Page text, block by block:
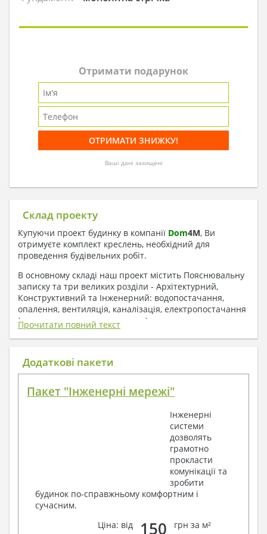
Отримати подарунок
Ваші дані захищені
Склад проекту
Купуючи проект будинку в компанії Dom4M, Ви
отримуєте комплект креслень, необхідний для
проведення будівельних робіт.
В основному складі наш проект містить Пояснювальну
записку та три великих розділи - Архітектурний,
Конструктивний та Інженерний: водопостачання,
опалення, вентиляція, каналізація, електропостачання
( купується за додаткову плату ).
1. До складу Архітектурного розділу
входять:
План покрівлі
Фасади з даними зовнішніх оздоблень
Елементи прорізів – специфікація
Дані перемичок – перетин та специфікація
Обсяги основних будівельних матеріалів
Архітектурні вузли в конструкціях
2. До складу Конструктивного розділу
входять:
Загальні дані по проекту
Прочитати повний текст
Додаткові пакети
Пакет "Інженерні мережі"
Інженерні
системи
дозволять
грамотно
прокласти
комунікації та
зробити
будинок по-справжньому комфортним і
сучасним.
Ціна: від
150 грн за м²